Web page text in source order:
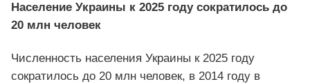
Население Украины к 2025 году сократилось до
20 млн человек
Численность населения Украины к 2025 году
сократилось до 20 млн человек, в 2014 году в